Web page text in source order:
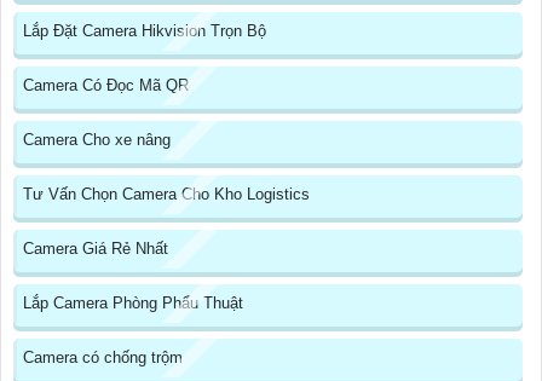
Lắp Đặt Camera Hikvision Trọn Bộ
Camera Có Đọc Mã QR
Camera Cho xe nâng
Tư Vấn Chọn Camera Cho Kho Logistics
Camera Giá Rẻ Nhất
Lắp Camera Phòng Phẩu Thuật
Camera có chống trộm